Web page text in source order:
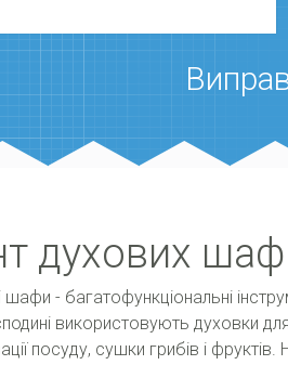
духових шаф
шафи - багатофункціональні
використовують духовки
посуду, сушки грибів і